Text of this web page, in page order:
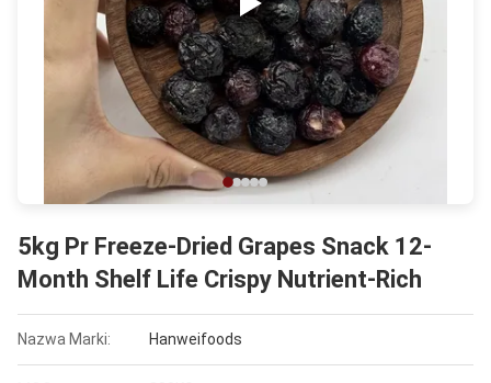
5kg Pr Freeze-Dried Grapes Snack 12-
Month Shelf Life Crispy Nutrient-Rich
Nazwa Marki: Hanweifoods